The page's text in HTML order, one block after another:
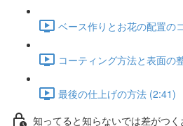
ベース作りとお花の配置の
コーティング方法と表面の
最後の仕上げの方法 (2:41)
知ってると知らないでは差がつく